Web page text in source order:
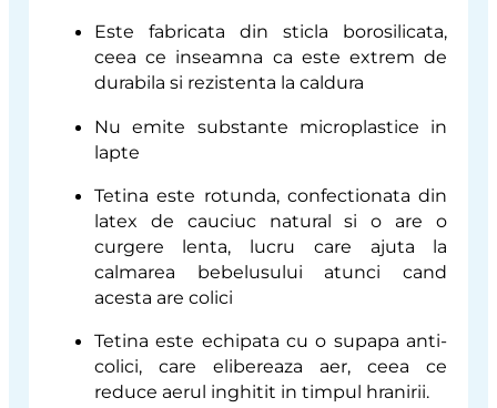
Este fabricata din sticla borosilicata,
ceea ce inseamna ca este extrem de
durabila si rezistenta la caldura
Nu emite substante microplastice in
lapte
Tetina este rotunda, confectionata din
latex de cauciuc natural si o are o
curgere lenta, lucru care ajuta la
calmarea bebelusului atunci cand
acesta are colici
Tetina este echipata cu o supapa anti-
colici, care elibereaza aer, ceea ce
reduce aerul inghitit in timpul hranirii.